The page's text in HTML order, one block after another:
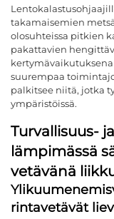
takamaisemien
olosuhteissa pitkien
pakattavien
suurempaa
palkitsee niitä, jotka
ympäristöissä.
Turvallisuus-
lämpimässä
vetävänä
rintavetävät